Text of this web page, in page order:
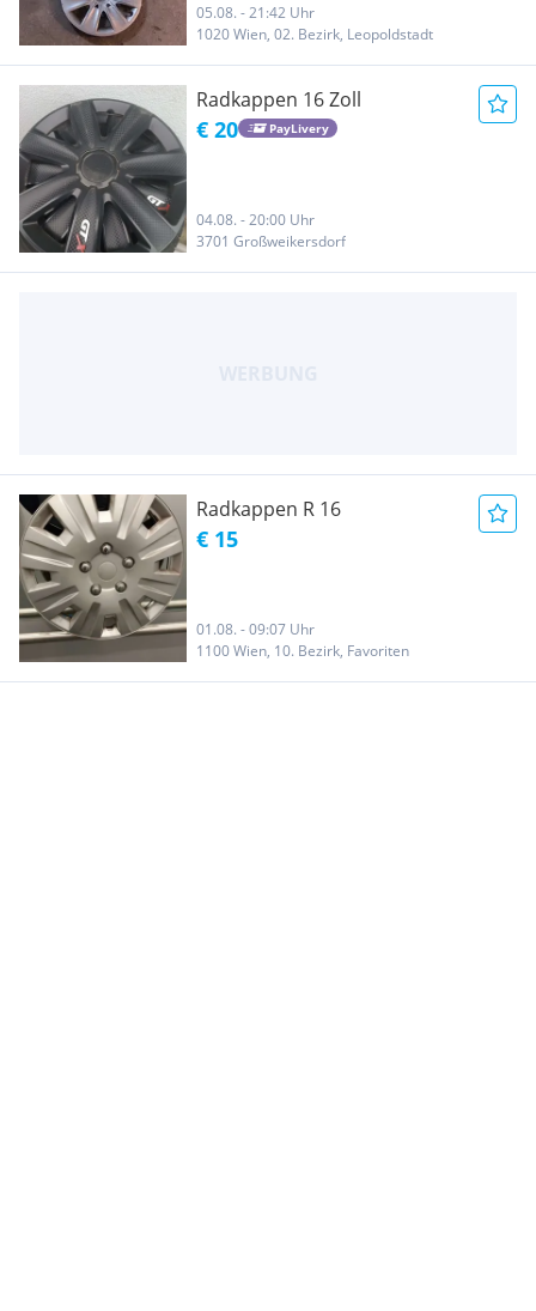
05.08. - 21:42 Uhr
1020 Wien, 02. Bezirk, Leopoldstadt
Radkappen 16 Zoll
€ 20 PayLivery
04.08. - 20:00 Uhr
3701 Großweikersdorf
Radkappen R 16
€ 15
01.08. - 09:07 Uhr
1100 Wien, 10. Bezirk, Favoriten